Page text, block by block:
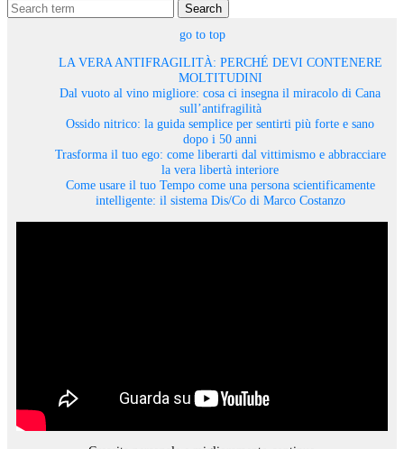
Search
go to top
LA VERA ANTIFRAGILITÀ: PERCHÉ DEVI CONTENERE
MOLTITUDINI
Dal vuoto al vino migliore: cosa ci insegna il miracolo di Cana
sull’antifragilità
Ossido nitrico: la guida semplice per sentirti più forte e sano
dopo i 50 anni
Trasforma il tuo ego: come liberarti dal vittimismo e abbracciare
la vera libertà interiore
Come usare il tuo Tempo come una persona scientificamente
intelligente: il sistema Dis/Co di Marco Costanzo